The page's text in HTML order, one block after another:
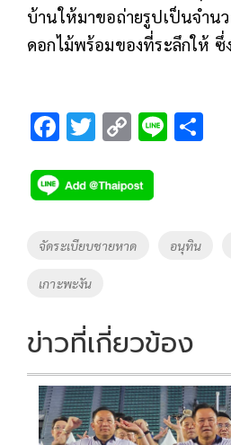
บ้านให้มาขอถ่ายรูปเป็นจำน
ดอกไม้พร้อมของที่ระลึกให้ ซึ่
F
e
b
o
k
T
tt
er
C
p
y
Li
Li
Tags
จัดระเบียบชายหาด อนุทิน
เกาะพะงัน
ข่าวที่เกี่ยวข้อง